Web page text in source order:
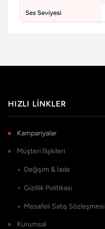
Ses Seviyesi
HIZLI LINKLER
Kampanyalar
Müşteri İlişkileri
Değişim & İade
Gizlilik Politikası
Mesafeli Satış Sözleşmesi
Kurumsal